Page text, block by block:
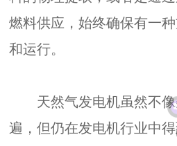
燃料供应，始终确保有一
和运行。
天然气发电机虽然不像
遍，但仍在发电机行业中